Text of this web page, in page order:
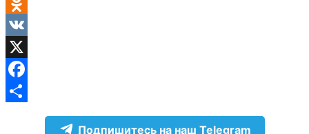
Odnoklassniki
VK
X
Facebook
Подпишитесь на наш Telegram